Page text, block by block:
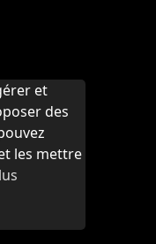
et
des
les mettre